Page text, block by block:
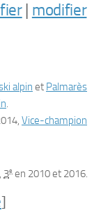
| modifier
alpin et Palmarès
.
Vice-champion
3e en 2010 et 2016.
]